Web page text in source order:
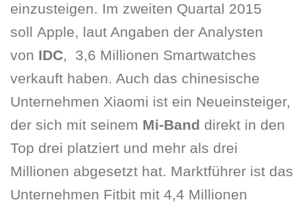
einzusteigen. Im zweiten Quartal 2015
soll Apple, laut Angaben der Analysten
von IDC, 3,6 Millionen Smartwatches
verkauft haben. Auch das chinesische
Unternehmen Xiaomi ist ein Neueinsteiger,
der sich mit seinem Mi-Band direkt in den
Top drei platziert und mehr als drei
Millionen abgesetzt hat. Marktführer ist das
Unternehmen Fitbit mit 4,4 Millionen